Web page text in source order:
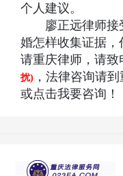
个人建议。
廖正远律师接
婚怎样收集证据
请重庆律师，请致
扰) ，法律咨询请
或点击我要咨询！